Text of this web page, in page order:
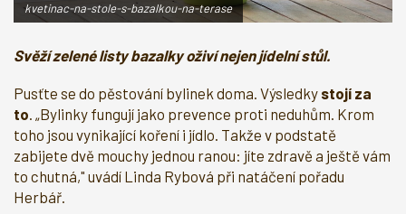
kvetinac-na-stole-s-bazalkou-na-terase
Svěží zelené listy bazalky oživí nejen jídelní stůl.
Pusťte se do pěstování bylinek doma. Výsledky stojí za
to. „Bylinky fungují jako prevence proti neduhům. Krom
toho jsou vynikající koření i jídlo. Takže v podstatě
zabijete dvě mouchy jednou ranou: jíte zdravě a ještě vám
to chutná," uvádí Linda Rybová při natáčení pořadu
Herbář.